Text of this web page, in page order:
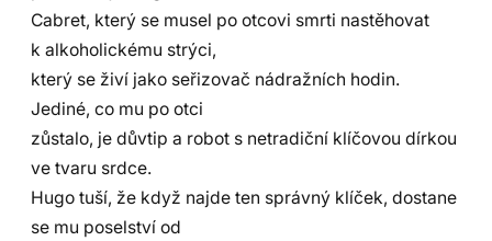
Cabret, který se musel po otcovi smrti nastěhovat
k alkoholickému strýci,
který se živí jako seřizovač nádražních hodin.
Jediné, co mu po otci
zůstalo, je důvtip a robot s netradiční klíčovou dírkou
ve tvaru srdce.
Hugo tuší, že když najde ten správný klíček, dostane
se mu poselství od